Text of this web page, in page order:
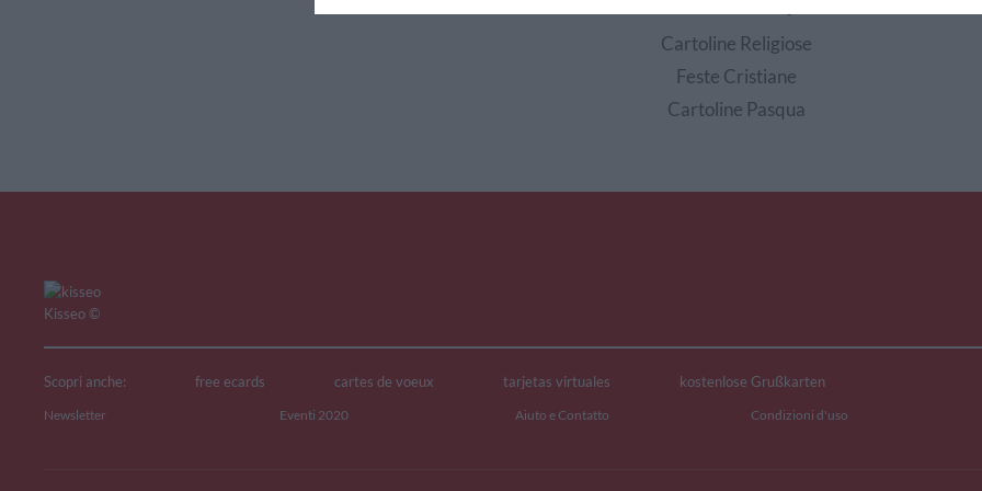
Cartoline Religiose
Feste Cristiane
Cartoline Pasqua
Kisseo©
Scopri anche: free ecards cartes de voeux tarjetas virtuales kostenlose Grußkarten
Newsletter Eventi 2020 Aiuto e Contatto Condizioni d'uso